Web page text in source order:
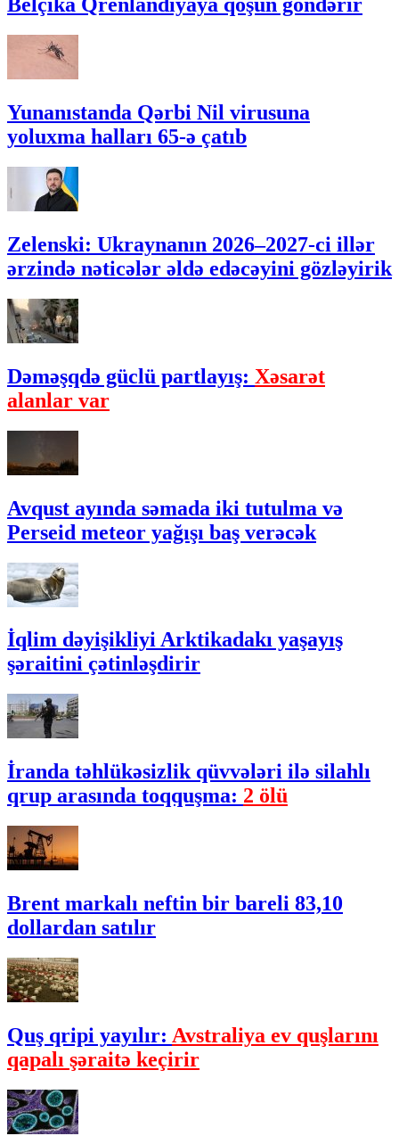
Belçika Qrenlandiyaya qoşun göndərir
Yunanıstanda Qərbi Nil virusuna
yoluxma halları 65-ə çatıb
Zelenski: Ukraynanın 2026–2027-ci illər
ərzində nəticələr əldə edəcəyini gözləyirik
Dəməşqdə güclü partlayış: Xəsarət
alanlar var
Avqust ayında səmada iki tutulma və
Perseid meteor yağışı baş verəcək
İqlim dəyişikliyi Arktikadakı yaşayış
şəraitini çətinləşdirir
İranda təhlükəsizlik qüvvələri ilə silahlı
qrup arasında toqquşma: 2 ölü
Brent markalı neftin bir bareli 83,10
dollardan satılır
Quş qripi yayılır: Avstraliya ev quşlarını
qapalı şəraitə keçirir